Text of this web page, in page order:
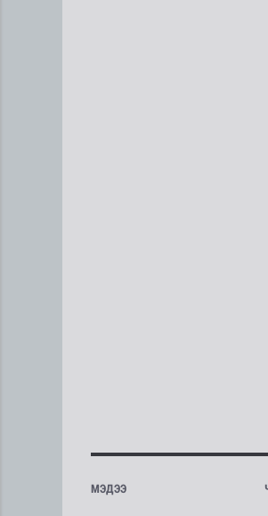
МЭДЭЭ